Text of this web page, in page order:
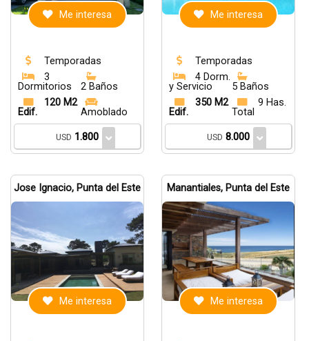
Me interesa
Temporadas
3
Dormitorios
2 Baños
120 M2
Edif.
Amoblado
USD 1.800
Me interesa
Temporadas
4 Dorm.
y Servicio
5 Baños
350 M2
Edif.
9 Has.
Total
USD 8.000
Jose Ignacio, Punta del Este
Me interesa
Manantiales, Punta del Este
Me interesa